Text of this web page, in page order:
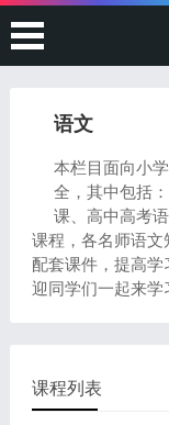
语文
本栏目面向小
全，其中包括
课、高中高考
课程，各名师语
配套课件，提高
迎同学们一起来学
课程列表